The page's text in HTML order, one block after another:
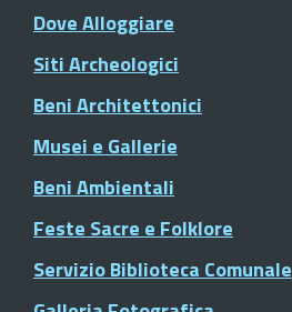
Dove Alloggiare
Siti Archeologici
Beni Architettonici
Musei e Gallerie
Beni Ambientali
Feste Sacre e Folklore
Servizio Biblioteca Comunale